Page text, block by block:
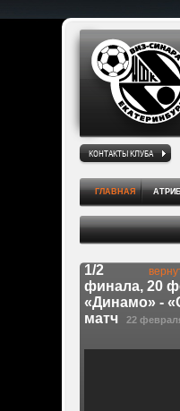
КОНТАКТЫ КЛУБА
ГЛАВНАЯ
1/2
финала, 20
«Динамо» -
матч
22